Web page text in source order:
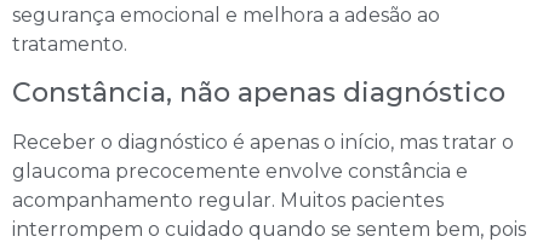
segurança emocional e melhora a adesão ao
tratamento.
Constância, não apenas diagnóstico
Receber o diagnóstico é apenas o início, mas tratar o
glaucoma precocemente envolve constância e
acompanhamento regular. Muitos pacientes
interrompem o cuidado quando se sentem bem, pois